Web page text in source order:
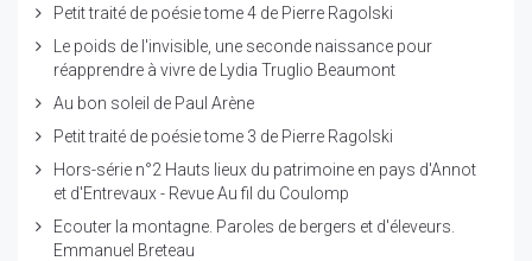
Petit traité de poésie tome 4 de Pierre Ragolski
Le poids de l'invisible, une seconde naissance pour
réapprendre à vivre de Lydia Truglio Beaumont
Au bon soleil de Paul Arène
Petit traité de poésie tome 3 de Pierre Ragolski
Hors-série n°2 Hauts lieux du patrimoine en pays d'Annot
et d'Entrevaux - Revue Au fil du Coulomp
Ecouter la montagne. Paroles de bergers et d'éleveurs.
Emmanuel Breteau